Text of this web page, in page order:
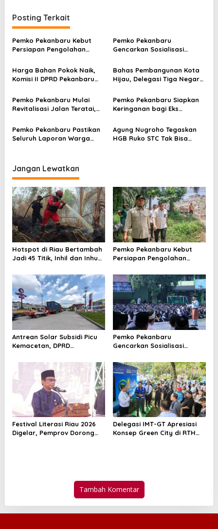
g
a
s
i
p
o
s
Posting Terkait
Pemko Pekanbaru Kebut
Persiapan Pengolahan
TPA Muara Fajar II
Pemko Pekanbaru
Gencarkan Sosialisasi
Kalangan Pelajar
Harga Bahan Pokok Naik,
Komisi II DPRD Pekanbaru
Ketahanan Pangan
Bahas Pembangunan Kota
Hijau, Delegasi Tiga Negara
Pemko Pekanbaru Mulai
Revitalisasi Jalan Teratai,
Prioritas
Pemko Pekanbaru Siapkan
Keringanan bagi Eks
Pemko Pekanbaru Pastikan
Seluruh Laporan Warga
Agung Nugroho Tegaskan
HGB Ruko STC Tak Bisa
Jangan Lewatkan
Hotspot di Riau Bertambah
Jadi 45 Titik, Inhil dan Inhu
Pemko Pekanbaru Kebut
Persiapan Pengolahan
TPA Muara Fajar II
Antrean Solar Subsidi Picu
Kemacetan, DPRD
Beri Penjelasan
Pemko Pekanbaru
Gencarkan Sosialisasi
Kalangan Pelajar
Festival Literasi Riau 2026
Digelar, Pemprov Dorong
Delegasi IMT-GT Apresiasi
Konsep Green City di RTH
Tambah Komentar